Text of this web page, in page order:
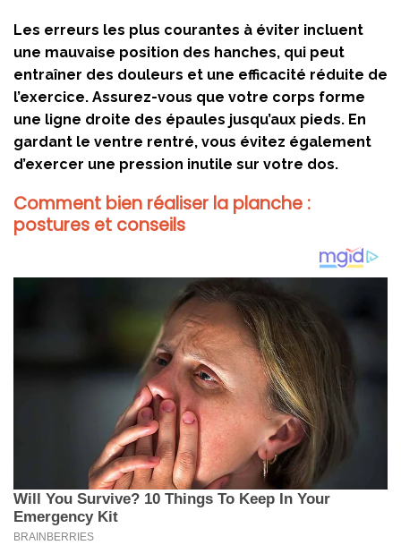
Les erreurs les plus courantes à éviter incluent
une mauvaise position des hanches, qui peut
entraîner des douleurs et une efficacité réduite de
l’exercice. Assurez-vous que votre corps forme
une ligne droite des épaules jusqu’aux pieds. En
gardant le ventre rentré, vous évitez également
d’exercer une pression inutile sur votre dos.
Comment bien réaliser la planche :
postures et conseils